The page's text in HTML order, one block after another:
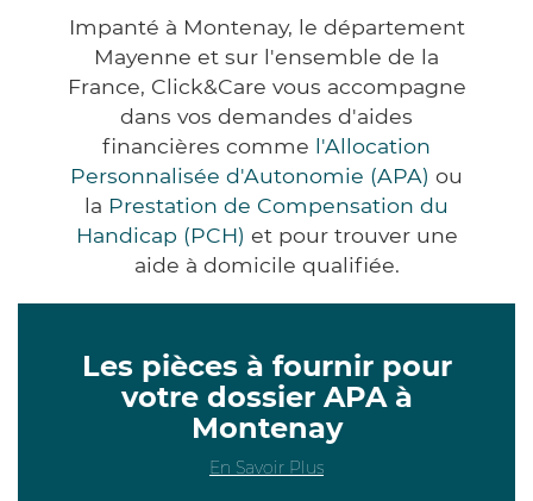
Impanté à Montenay, le département
Mayenne et sur l'ensemble de la
France, Click&Care vous accompagne
dans vos demandes d'aides
financières comme l'Allocation
Personnalisée d'Autonomie (APA) ou
la Prestation de Compensation du
Handicap (PCH) et pour trouver une
aide à domicile qualifiée.
Les pièces à fournir pour
votre dossier APA à
Montenay
En Savoir Plus